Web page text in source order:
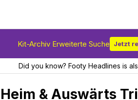
Kit-Archiv Erweiterte Suche Jetzt
Did you know? Footy Headlines is
& Auswärts